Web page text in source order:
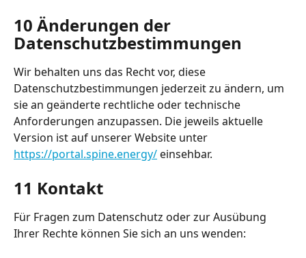
10 Änderungen der
Datenschutzbestimmungen
Wir behalten uns das Recht vor, diese
Datenschutzbestimmungen jederzeit zu ändern, um
sie an geänderte rechtliche oder technische
Anforderungen anzupassen. Die jeweils aktuelle
Version ist auf unserer Website unter
https://portal.spine.energy/ einsehbar.
11 Kontakt
Für Fragen zum Datenschutz oder zur Ausübung
Ihrer Rechte können Sie sich an uns wenden: